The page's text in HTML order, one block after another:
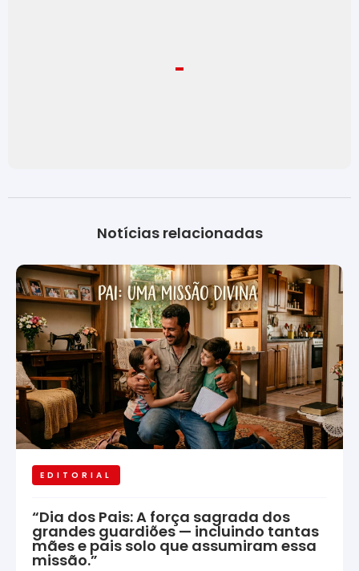
Notícias relacionadas
EDITORIAL
“Dia dos Pais: A força sagrada dos
grandes guardiões — incluindo tantas
mães e pais solo que assumiram essa
missão.”